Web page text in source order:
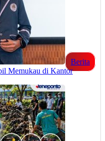
Berita
Memukau di Kantor